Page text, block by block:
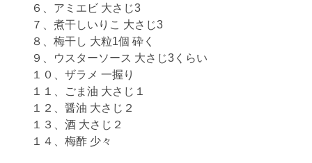
６、アミエビ 大さじ3
７、煮干しいりこ 大さじ3
８、梅干し 大粒1個 砕く
９、ウスターソース 大さじ3くらい
１０、ザラメ 一握り
１１、ごま油 大さじ１
１２、醤油 大さじ２
１３、酒 大さじ２
１４、梅酢 少々